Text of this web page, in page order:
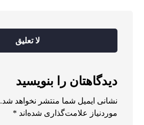
لا تعلیق
دیدگاهتان را بنویسید
نشانی ایمیل شما منتشر نخواهد شد.
موردنیاز علامت‌گذاری شده‌اند *